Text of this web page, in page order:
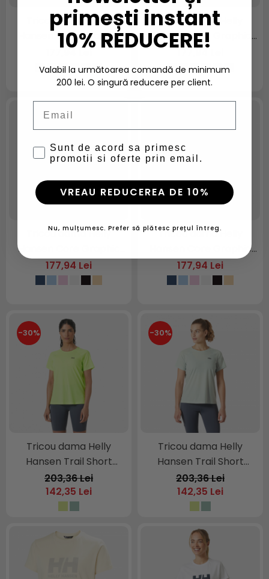
Tricou dama Helly
Hansen Core Graphic
T-Shirt
Tricou dama Helly
Hansen Core Graphic
T-Shirt
Tricou dama Helly
Hansen Core Graphic
T-Shirt
177,94 Lei
Tricou dama Helly
Hansen Core Graphic
T-Shirt
177,94 Lei
-30%
Tricou dama Helly
Hansen Trail Short
Sleeve T-Shirt
203,36 Lei
142,35 Lei
-30%
Tricou dama Helly
Hansen Trail Short
Sleeve T-Shirt
203,36 Lei
142,35 Lei
primești instant
10% REDUCERE!
Valabil la următoarea comandă de minimum
200 lei. O singură reducere per client.
Sunt de acord sa primesc
promotii si oferte prin email.
VREAU REDUCEREA DE 10%
Nu, mulțumesc. Prefer să plătesc prețul întreg.